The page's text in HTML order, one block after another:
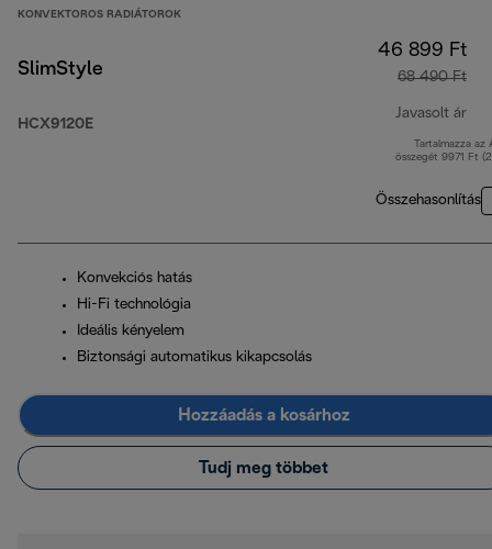
KONVEKTOROS RADIÁTOROK
SlimStyle
HCX9120E
46 899 Ft
68 490 Ft
Javasolt ár
Tartalmazza az
összegét 9971 Ft
Összehasonlítás
Konvekciós hatás
Hi-Fi technológia
Ideális kényelem
Biztonsági automatikus kikapcsolás
Hozzáadás a kosárhoz
Tudj meg többet